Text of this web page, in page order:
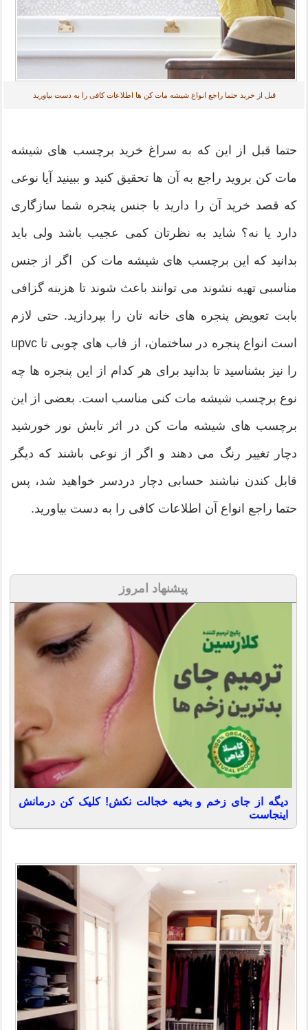
قبل از خرید حتما راجع انواع شیشه مات کن ها اطلاعات کافی را به دست بیاورید
حتما قبل از این که به سراغ خرید برچسب های شیشه
مات کن بروید راجع به آن ها تحقیق کنید و ببینید آیا نوعی
که قصد خرید آن را دارید با جنس پنجره شما سازگاری
دارد یا نه؟ شاید به نظرتان کمی عجیب باشد ولی باید
بدانید که این برچسب های شیشه مات کن اگر از جنس
مناسبی تهیه نشوند می توانند باعث شوند تا هزینه گزافی
بابت تعویض پنجره های خانه تان را بپردازید. حتی لازم
است انواع پنجره در ساختمان، از قاب های چوبی تا upvc
را نیز بشناسید تا بدانید برای هر کدام از این پنجره ها چه
نوع برچسب شیشه مات کنی مناسب است. بعضی از این
برچسب های شیشه مات کن در اثر تابش نور خورشید
دچار تغییر رنگ می دهند و اگر از نوعی باشند که دیگر
قابل کندن نباشند حسابی دچار دردسر خواهید شد، پس
حتما راجع انواع آن اطلاعات کافی را به دست بیاورید.
پیشنهاد امروز
دیگه از جای زخم و بخیه خجالت نکش! کلیک کن درمانش
اینجاست